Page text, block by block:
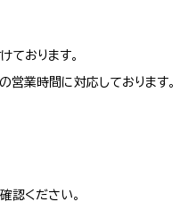
ております。
業時間に対応しております。
認ください。